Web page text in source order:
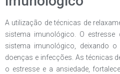
A utilização de técnicas de
sistema imunológico. O
sistema imunológico, deixando
doenças e infecções. As técnicas
o estresse e a ansiedade,